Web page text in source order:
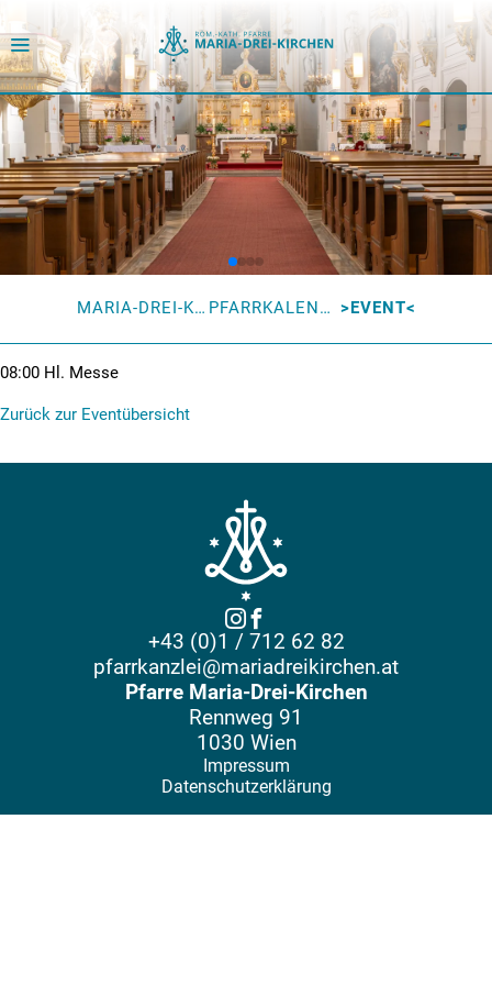
MARIA-DREI-KIRCHEN PFARRKALENDER EVENT
08:00 Hl. Messe
Zurück zur Eventübersicht
+43 (0)1 / 712 62 82
pfarrkanzlei@mariadreikirchen.at
Pfarre Maria-Drei-Kirchen
Rennweg 91
1030 Wien
Impressum
Datenschutzerklärung